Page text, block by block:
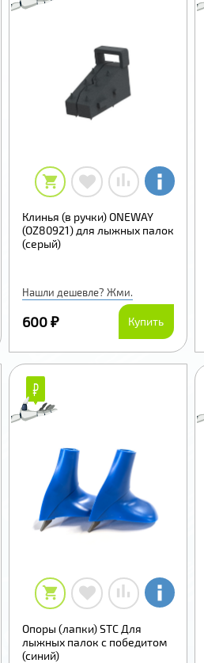
Клинья (в ручки) ONEWAY
(OZ80921) для лыжных палок
(серый)
Нашли дешевле? Жми.
600 ₽ Купить
₽
₽
Опоры (лапки) STC Для
лыжных палок с победитом
(синий)